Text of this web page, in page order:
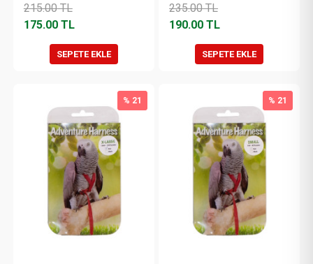
215.00TL
175.00TL
SEPETE EKLE
235.00TL
190.00 TL
SEPETE EKLE
% 21 % 21